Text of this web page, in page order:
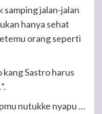
samping jalan-jalan
hanya sehat
orang seperti
Sastro harus
nutukke nyapu …